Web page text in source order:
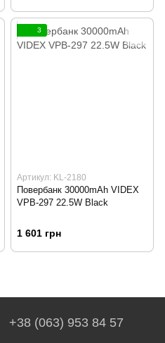
3
Артикул: KL-2180
Повербанк 30000mAh VIDEX
VPB-297 22.5W Black
1 601 грн
+38 (063) 953 84 57